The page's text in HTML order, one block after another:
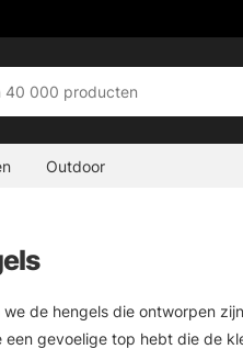
Outdoor
we de hengels die ontworpen
een gevoelige top hebt die de